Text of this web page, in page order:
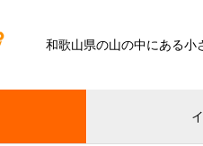
和歌山県の山の中にある小